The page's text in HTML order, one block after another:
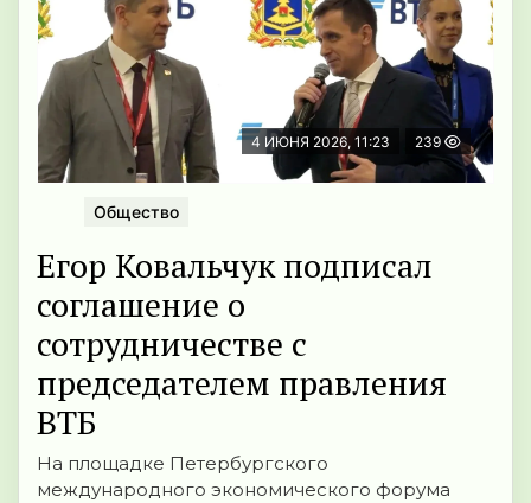
4 ИЮНЯ 2026, 11:23 239
Общество
Егор Ковальчук подписал
соглашение о
сотрудничестве с
председателем правления
ВТБ
На площадке Петербургского
международного экономического форума